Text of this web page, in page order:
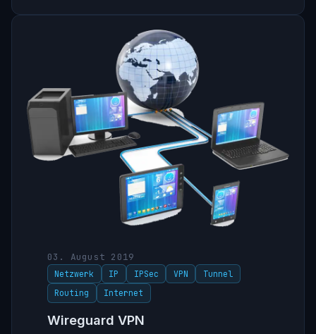
03. August 2019
Netzwerk IP IPSec VPN
Tunnel
Routing
Internet
Wireguard VPN